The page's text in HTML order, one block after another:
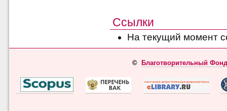
Ссылки
На текущий момент
© Благотворительный